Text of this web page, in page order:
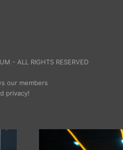
- ALL RIGHTS RESERVED
our members
privacy!